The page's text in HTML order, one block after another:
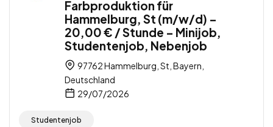
Farbproduktion für
Hammelburg, St (m/w/d) –
20,00 € / Stunde – Minijob,
Studentenjob, Nebenjob
97762 Hammelburg, St, Bayern,
Deutschland
29/07/2026
Studentenjob